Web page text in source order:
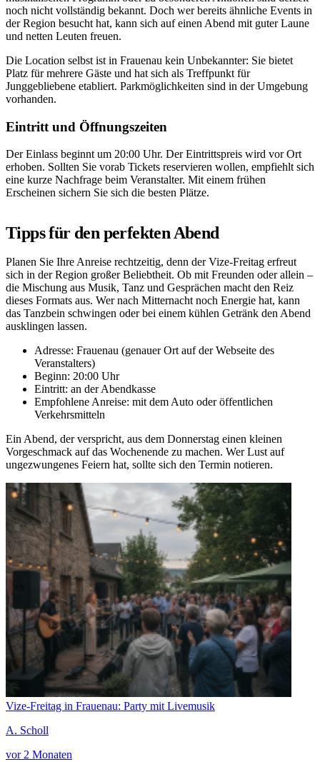
noch nicht vollständig bekannt. Doch wer bereits ähnliche Events in
der Region besucht hat, kann sich auf einen Abend mit guter Laune
und netten Leuten freuen.
Die Location selbst ist in Frauenau kein Unbekannter: Sie bietet
Platz für mehrere Gäste und hat sich als Treffpunkt für
Junggebliebene etabliert. Parkmöglichkeiten sind in der Umgebung
vorhanden.
Eintritt und Öffnungszeiten
Der Einlass beginnt um 20:00 Uhr. Der Eintrittspreis wird vor Ort
erhoben. Sollten Sie vorab Tickets reservieren wollen, empfiehlt sich
eine kurze Nachfrage beim Veranstalter. Mit einem frühen
Erscheinen sichern Sie sich die besten Plätze.
Tipps für den perfekten Abend
Planen Sie Ihre Anreise rechtzeitig, denn der Vize-Freitag erfreut
sich in der Region großer Beliebtheit. Ob mit Freunden oder allein –
die Mischung aus Musik, Tanz und Gesprächen macht den Reiz
dieses Formats aus. Wer nach Mitternacht noch Energie hat, kann
das Tanzbein schwingen oder bei einem kühlen Getränk den Abend
ausklingen lassen.
Adresse: Frauenau (genauer Ort auf der Webseite des
Veranstalters)
Beginn: 20:00 Uhr
Eintritt: an der Abendkasse
Empfohlene Anreise: mit dem Auto oder öffentlichen
Verkehrsmitteln
Ein Abend, der verspricht, aus dem Donnerstag einen kleinen
Vorgeschmack auf das Wochenende zu machen. Wer Lust auf
ungezwungenes Feiern hat, sollte sich den Termin notieren.
Vize-Freitag in Frauenau: Party mit Livemusik
A. Scholl
vor 2 Monaten